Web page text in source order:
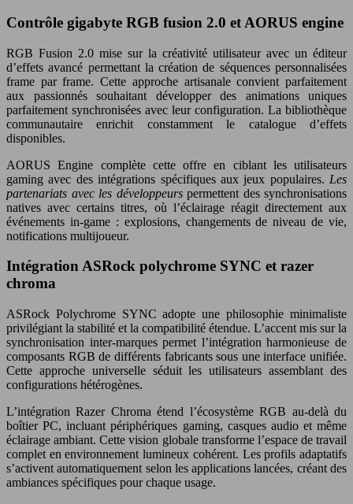
Contrôle gigabyte RGB fusion 2.0 et AORUS engine
RGB Fusion 2.0 mise sur la créativité utilisateur avec un éditeur
d’effets avancé permettant la création de séquences personnalisées
frame par frame. Cette approche artisanale convient parfaitement
aux passionnés souhaitant développer des animations uniques
parfaitement synchronisées avec leur configuration. La bibliothèque
communautaire enrichit constamment le catalogue d’effets
disponibles.
AORUS Engine complète cette offre en ciblant les utilisateurs
gaming avec des intégrations spécifiques aux jeux populaires. Les
partenariats avec les développeurs permettent des synchronisations
natives avec certains titres, où l’éclairage réagit directement aux
événements in-game : explosions, changements de niveau de vie,
notifications multijoueur.
Intégration ASRock polychrome SYNC et razer
chroma
ASRock Polychrome SYNC adopte une philosophie minimaliste
privilégiant la stabilité et la compatibilité étendue. L’accent mis sur la
synchronisation inter-marques permet l’intégration harmonieuse de
composants RGB de différents fabricants sous une interface unifiée.
Cette approche universelle séduit les utilisateurs assemblant des
configurations hétérogènes.
L’intégration Razer Chroma étend l’écosystème RGB au-delà du
boîtier PC, incluant périphériques gaming, casques audio et même
éclairage ambiant. Cette vision globale transforme l’espace de travail
complet en environnement lumineux cohérent. Les profils adaptatifs
s’activent automatiquement selon les applications lancées, créant des
ambiances spécifiques pour chaque usage.